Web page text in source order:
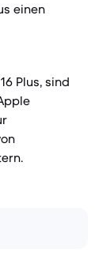
einen
Plus, sind